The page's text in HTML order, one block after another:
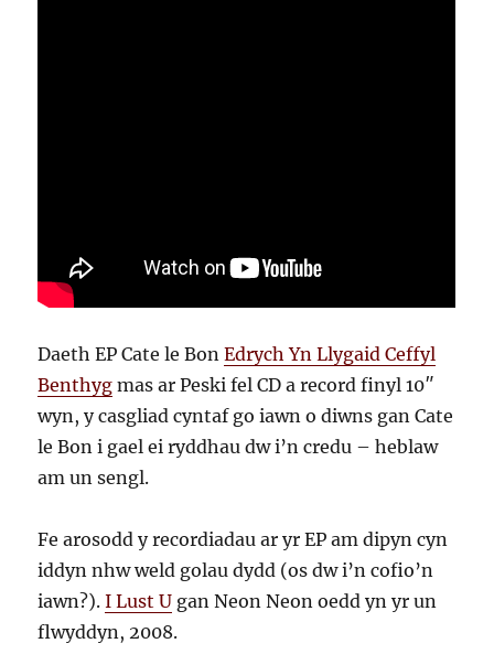
Daeth EP Cate le BonEdrych Yn Llygaid Ceffyl
Benthyg mas ar Peski fel CD a record finyl 10″
wyn, y casgliad cyntaf go iawn o diwns gan Cate
le Bon i gael ei ryddhau dw i’n credu – heblaw
am un sengl.
Fe arosodd y recordiadau ar yr EP am dipyn cyn
iddyn nhw weld golau dydd (os dw i’n cofio’n
iawn?).I Lust U gan Neon Neon oedd yn yr un
flwyddyn, 2008.